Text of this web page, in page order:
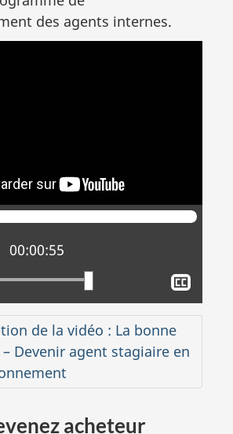
des agents internes.
:
Temps total :
00:00:55
le
sous-
de la vidéo : La bonne
Devenir agent stagiaire en
acheteur